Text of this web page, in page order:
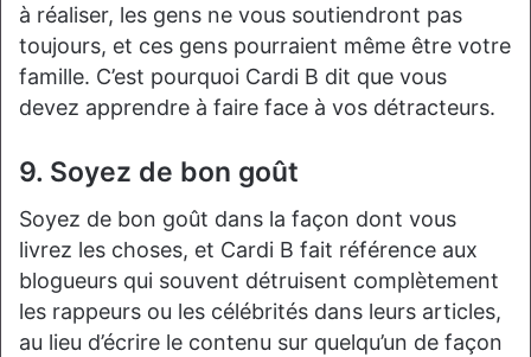
à réaliser, les gens ne vous soutiendront pas
toujours, et ces gens pourraient même être votre
famille. C’est pourquoi Cardi B dit que vous
devez apprendre à faire face à vos détracteurs.
9. Soyez de bon goût
Soyez de bon goût dans la façon dont vous
livrez les choses, et Cardi B fait référence aux
blogueurs qui souvent détruisent complètement
les rappeurs ou les célébrités dans leurs articles,
au lieu d’écrire le contenu sur quelqu’un de façon